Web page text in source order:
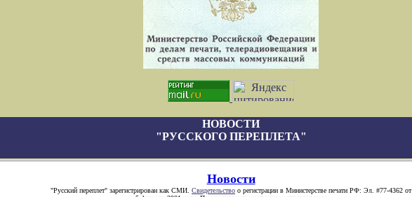
НОВОСТИ
"РУССКОГО ПЕРЕПЛЕТА"
Новости
"Русский переплет" зарегистрирован как СМИ. Свидетельство о регистрации в Министерстве печати РФ: Эл. #77-4362 от